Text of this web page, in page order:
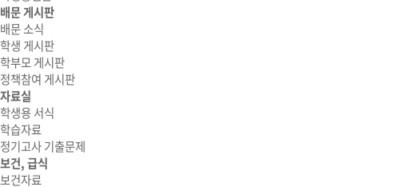
배문 게시판
배문 소식
학생 게시판
학부모 게시판
정책참여 게시판
자료실
학생용 서식
학습자료
정기고사 기출문제
보건, 급식
보건자료